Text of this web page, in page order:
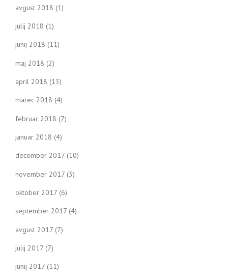
avgust 2018 (1)
julij 2018 (1)
junij 2018 (11)
maj 2018 (2)
april 2018 (13)
marec 2018 (4)
februar 2018 (7)
januar 2018 (4)
december 2017 (10)
november 2017 (3)
oktober 2017 (6)
september 2017 (4)
avgust 2017 (7)
julij 2017 (7)
junij 2017 (11)